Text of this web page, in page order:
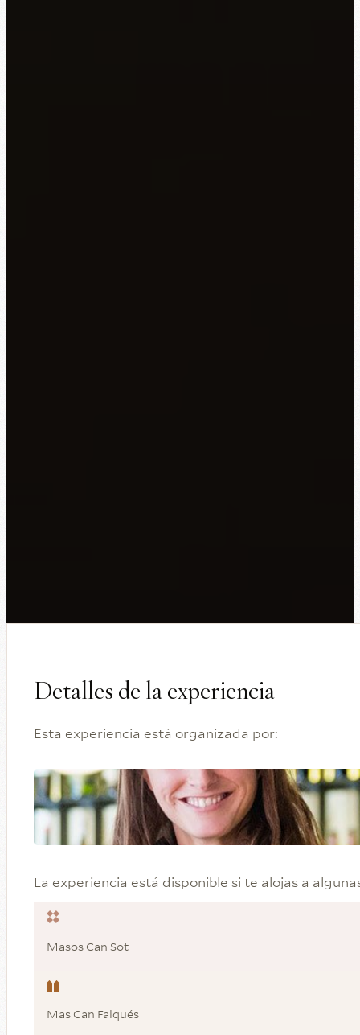
Detalles de la experiencia
Esta experiencia está organizada por:
La experiencia está disponible si te alojas a
Masos Can Sot
Mas Can Falqués